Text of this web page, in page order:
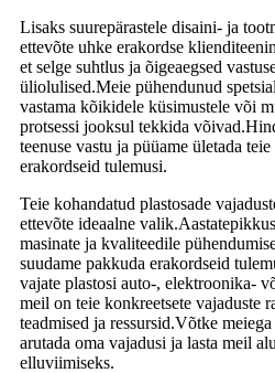
Lisaks suurepärastele disaini- ja
ettevõte uhke erakordse
et selge suhtlus ja õigeaegsed
üliolulised.Meie pühendunud
vastama kõikidele küsimustele või
protsessi jooksul tekkida
teenuse vastu ja püüame ületada
erakordseid tulemusi.
Teie kohandatud plastosade
ettevõte ideaalne
masinate ja kvaliteedile
suudame pakkuda erakordseid
vajate plastosi auto-, elektroonika-
meil on teie konkreetsete vajaduste
teadmised ja ressursid.Võtke
arutada oma vajadusi ja lasta meil
elluviimiseks.